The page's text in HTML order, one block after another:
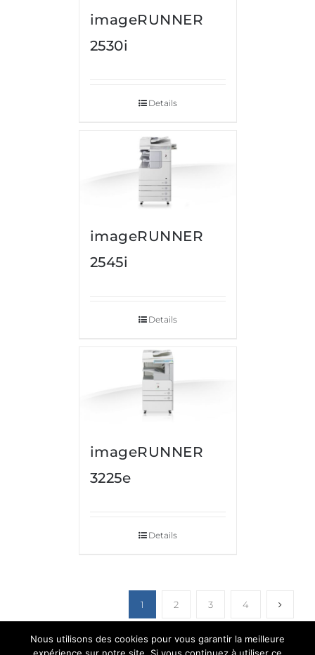
imageRUNNER
2530i
Details
imageRUNNER
2545i
Details
imageRUNNER
3225e
Details
1 2 3 4
Nous utilisons des cookies pour vous garantir la meilleure